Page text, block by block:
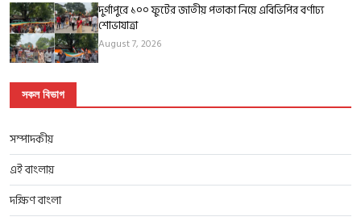
দুর্গাপুরে ১০০ ফুটের জাতীয় পতাকা নিয়ে এবিভিপির বর্ণাঢ্য
শোভাযাত্রা
August 7, 2026
সকল বিভাগ
সম্পাদকীয়
এই বাংলায়
দক্ষিণ বাংলা